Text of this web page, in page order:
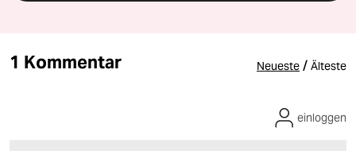
1 Kommentar Neueste / Älteste
einloggen